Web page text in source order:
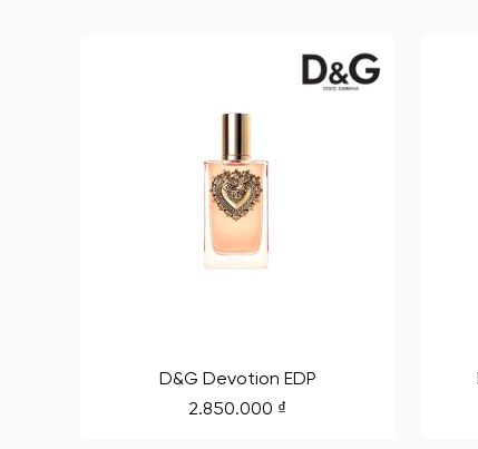
D&G Devotion EDP
2.850.000 ₫